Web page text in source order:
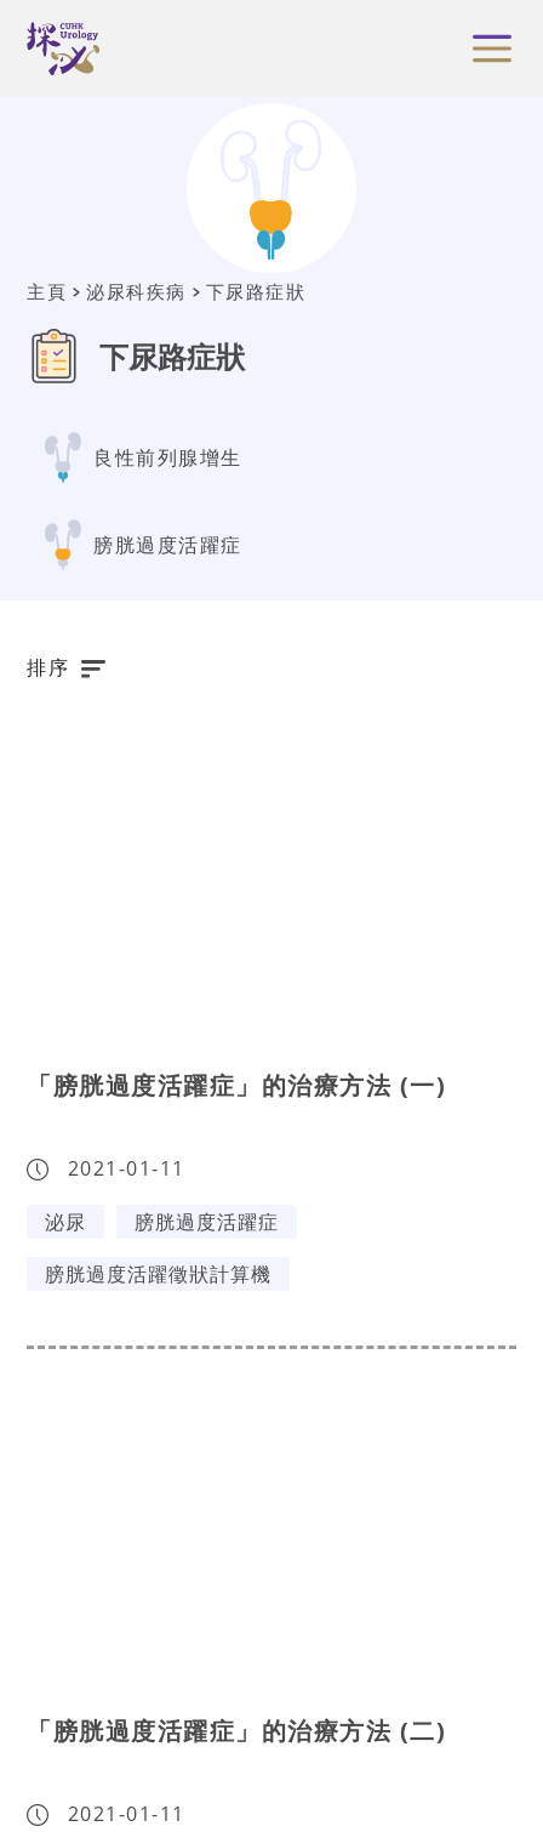
主頁 泌尿科疾病 下尿路症狀
下尿路症狀
良性前列腺增生
膀胱過度活躍症
排序
「膀胱過度活躍症」的治療方法 (一)
2021-01-11
泌尿
膀胱過度活躍症
膀胱過度活躍徵狀計算機
「膀胱過度活躍症」的治療方法 (二)
2021-01-11